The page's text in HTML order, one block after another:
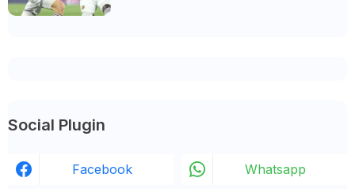
Social Plugin
Facebook Whatsapp